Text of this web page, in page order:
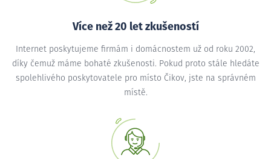
Více než 20 let zkušeností
Internet poskytujeme firmám i domácnostem už od roku 2002,
díky čemuž máme bohaté zkušenosti. Pokud proto stále hledáte
spolehlivého poskytovatele pro místo Čikov, jste na správném
místě.